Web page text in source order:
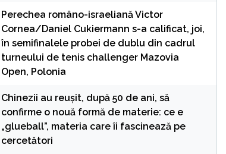
Perechea româno-israeliană Victor
Cornea/Daniel Cukiermann s-a calificat, joi,
în semifinalele probei de dublu din cadrul
turneului de tenis challenger Mazovia
Open, Polonia
Chinezii au reușit, după 50 de ani, să
confirme o nouă formă de materie: ce e
„glueball”, materia care îi fascinează pe
cercetători